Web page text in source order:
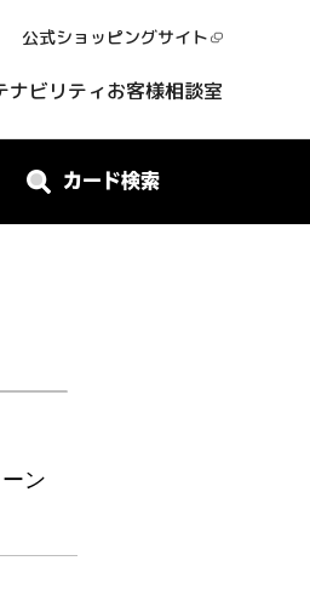
公式ショッピングサイト
ナビリティお客様相談室
カード検索
ン